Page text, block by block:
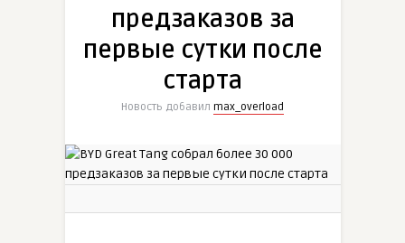
предзаказов за
первые сутки после
старта
Новость добавил max_overload